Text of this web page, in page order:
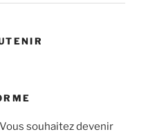
souhaitez devenir